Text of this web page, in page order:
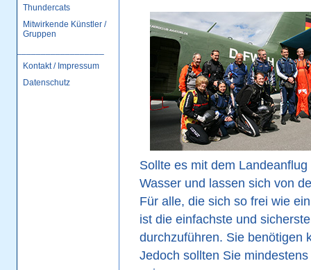
Sollte es mit dem
Wasser und lassen sich von
Für alle, die sich so frei wie
ist die einfachste und
durchzuführen. Sie benötigen
Jedoch sollten Sie